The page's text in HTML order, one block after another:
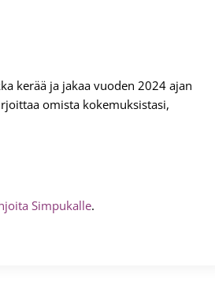
kerää ja jakaa vuoden 2024 ajan
omista kokemuksistasi,
Simpukalle.